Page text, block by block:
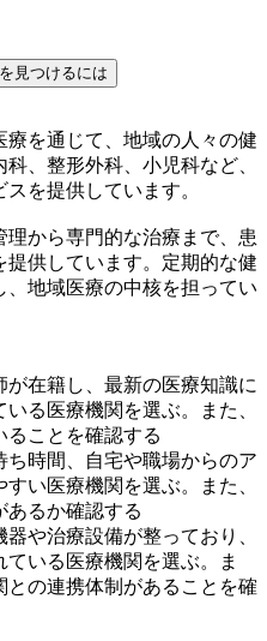
見つけるには
を通じて、地域の人々の健
、整形外科、小児科など、
を提供しています。
から専門的な治療まで、患
供しています。定期的な健
地域医療の中核を担ってい
在籍し、最新の医療知識に
る医療機関を選ぶ。また、
ることを確認する
時間、自宅や職場からのア
い医療機関を選ぶ。また、
あるか確認する
や治療設備が整っており、
いる医療機関を選ぶ。ま
の連携体制があることを確